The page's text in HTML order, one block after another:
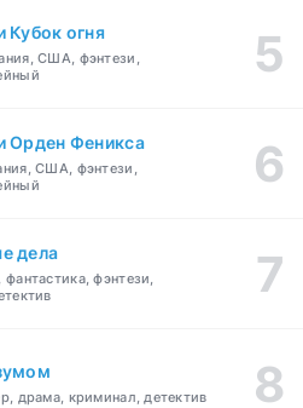
Кубок огня
США, фэнтези,
Орден Феникса
США, фэнтези,
дела
фэнтези,
драма, криминал, детектив